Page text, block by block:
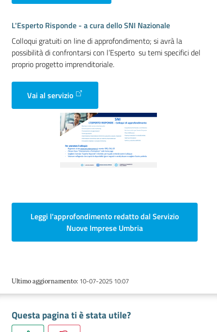
l'Impresa
e
il
Consumatore
L'Impresa
di
Re
Seguici
L'Esperto Risponde - a cura dello SNI Nazionale
Colloqui gratuiti on line di approfondimento; si avrà la
possibilità di confrontarsi con l’Esperto su temi specifici del
proprio progetto imprenditoriale.
Vai al servizio
Leggi l'approfondimento redatto dal Servizio
Nuove Imprese Umbria
Ultimo aggiornamento: 10-07-2025 10:07
Questa pagina ti è stata utile?